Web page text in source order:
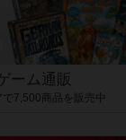
ーム通販
で7,500商品を販売中